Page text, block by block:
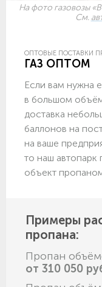
На фото газовозы
См.
ОПТОВЫЕ ПОСТАВКИ
ГАЗ ОПТОМ
Если вам нужна
в большом
доставка
баллонов на
на ваше
то наш автопарк
объект
Примеры
пропана:
Пропан
от 310 050